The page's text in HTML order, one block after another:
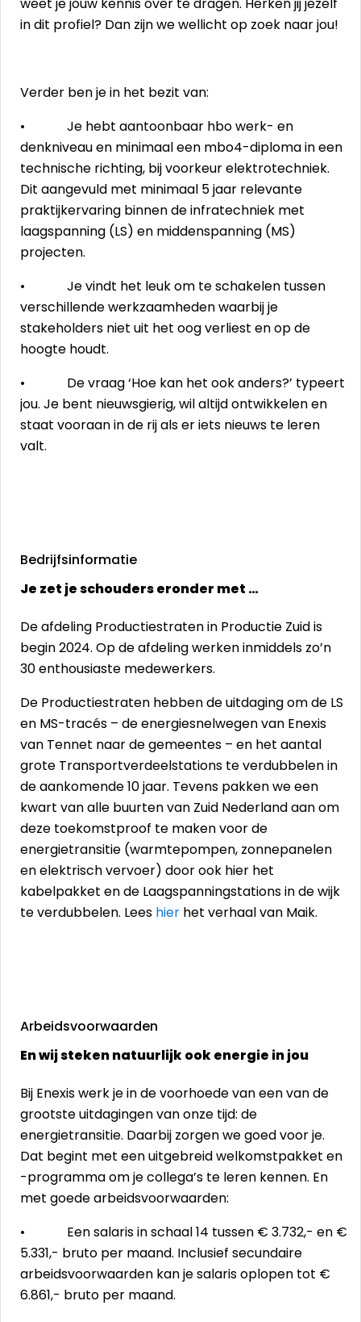
in dit profiel? Dan zijn we wellicht op zoek naar jou!
Verder ben je in het bezit van:
• Je hebt aantoonbaar hbo werk- en
denkniveau en minimaal een mbo4-diploma in een
technische richting, bij voorkeur elektrotechniek.
Dit aangevuld met minimaal 5 jaar relevante
praktijkervaring binnen de infratechniek met
laagspanning (LS) en middenspanning (MS)
projecten.
• Je vindt het leuk om te schakelen tussen
verschillende werkzaamheden waarbij je
stakeholders niet uit het oog verliest en op de
hoogte houdt.
• De vraag ‘Hoe kan het ook anders?’ typeert
jou. Je bent nieuwsgierig, wil altijd ontwikkelen en
staat vooraan in de rij als er iets nieuws te leren
valt.
Bedrijfsinformatie
Je zet je schouders eronder met …
De afdeling Productiestraten in Productie Zuid is
begin 2024. Op de afdeling werken inmiddels zo’n
30 enthousiaste medewerkers.
De Productiestraten hebben de uitdaging om de LS
en MS-tracés – de energiesnelwegen van Enexis
van Tennet naar de gemeentes – en het aantal
grote Transportverdeelstations te verdubbelen in
de aankomende 10 jaar. Tevens pakken we een
kwart van alle buurten van Zuid Nederland aan om
deze toekomstproof te maken voor de
energietransitie (warmtepompen, zonnepanelen
en elektrisch vervoer) door ook hier het
kabelpakket en de Laagspanningstations in de wijk
te verdubbelen. Lees hier het verhaal van Maik.
Arbeidsvoorwaarden
En wij steken natuurlijk ook energie in jou
Bij Enexis werk je in de voorhoede van een van de
grootste uitdagingen van onze tijd: de
energietransitie. Daarbij zorgen we goed voor je.
Dat begint met een uitgebreid welkomstpakket en
-programma om je collega’s te leren kennen. En
met goede arbeidsvoorwaarden:
• Een salaris in schaal 14 tussen € 3.732,- en €
5.331,- bruto per maand. Inclusief secundaire
arbeidsvoorwaarden kan je salaris oplopen tot €
6.861,- bruto per maand.